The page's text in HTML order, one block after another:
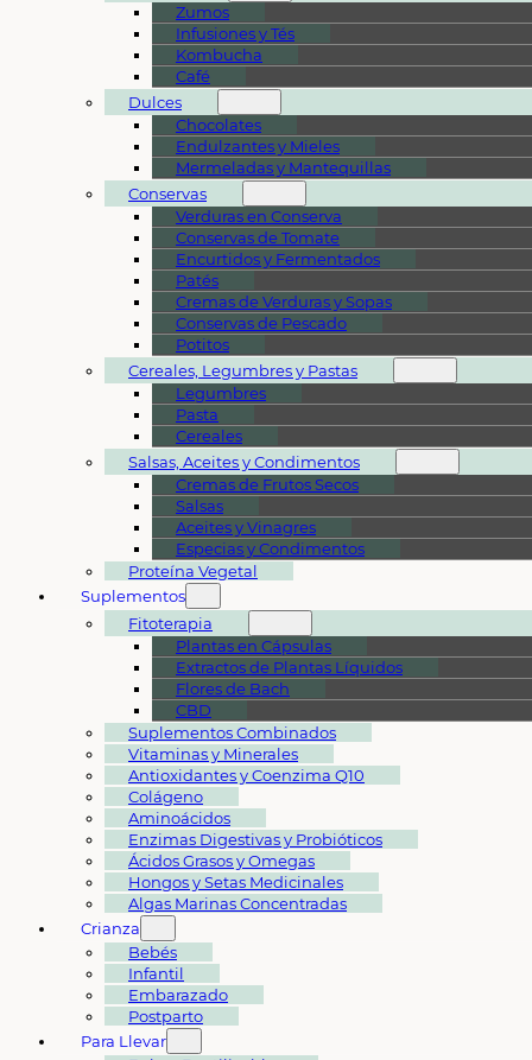
Zumos
Infusiones y Tés
Kombucha
Café
Dulces
Chocolates
Endulzantes y Mieles
Mermeladas y Mantequillas
Conservas
Verduras en Conserva
Conservas de Tomate
Encurtidos y Fermentados
Patés
Cremas de Verduras y Sopas
Conservas de Pescado
Potitos
Cereales, Legumbres y Pastas
Legumbres
Pasta
Cereales
Salsas, Aceites y Condimentos
Cremas de Frutos Secos
Salsas
Aceites y Vinagres
Especias y Condimentos
Proteína Vegetal
Suplementos
Fitoterapia
Plantas en Cápsulas
Extractos de Plantas Líquidos
Flores de Bach
CBD
Suplementos Combinados
Vitaminas y Minerales
Antioxidantes y Coenzima Q10
Colágeno
Aminoácidos
Enzimas Digestivas y Probióticos
Ácidos Grasos y Omegas
Hongos y Setas Medicinales
Algas Marinas Concentradas
Crianza
Bebés
Infantil
Embarazado
Postparto
Para Llevar